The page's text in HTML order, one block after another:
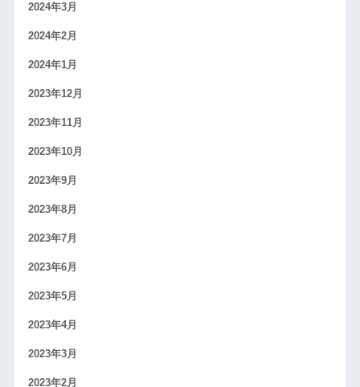
2024年3月
2024年2月
2024年1月
2023年12月
2023年11月
2023年10月
2023年9月
2023年8月
2023年7月
2023年6月
2023年5月
2023年4月
2023年3月
2023年2月